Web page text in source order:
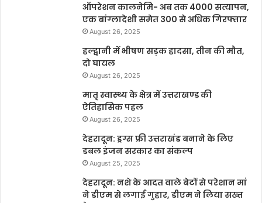
ऑपरेशन कालनेमि- अब तक 4000 सत्यापन,
एक बांग्लादेशी समेत 300 से अधिक गिरफ्तार
August 26, 2025
हल्द्वानी में भीषण सड़क हादसा, तीन की मौत,
दो घायल
August 26, 2025
मातृ स्वास्थ्य के क्षेत्र में उत्तराखण्ड की
ऐतिहासिक पहल
August 26, 2025
देहरादून: ड्रग्स फ्री उत्तराखंड बनाने के लिए
डबल इंजन सरकार का संकल्प
August 25, 2025
देहरादून: नशे के आदत वाले बेटों से परेशान मां
ने डीएम से लगाई गुहार, डीएम ने लिया सख्त